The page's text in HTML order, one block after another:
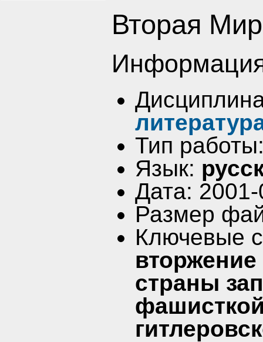
Вторая
Тип
Язык:
Дата:
Размер
Ключевые
вторжение
страны